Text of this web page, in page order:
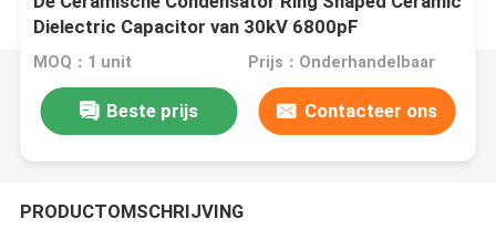
Dielectric Capacitor van 30kV 6800pF
MOQ：1 unit Prijs：Onderhandelbaar
Beste prijs Contacteer ons
PRODUCTOMSCHRIJVING